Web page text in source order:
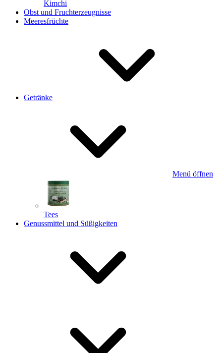
Kimchi
Obst und Fruchterzeugnisse
Meeresfrüchte
Getränke
Menü öffnen
Tees
Genussmittel und Süßigkeiten